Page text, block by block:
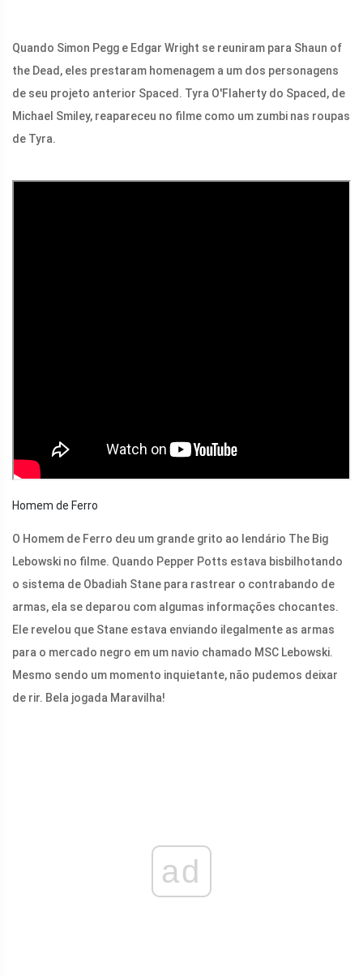
Quando Simon Pegg e Edgar Wright se reuniram para Shaun of
the Dead, eles prestaram homenagem a um dos personagens
de seu projeto anterior Spaced. Tyra O'Flaherty do Spaced, de
Michael Smiley, reapareceu no filme como um zumbi nas roupas
de Tyra.
Homem de Ferro
O Homem de Ferro deu um grande grito ao lendário The Big
Lebowski no filme. Quando Pepper Potts estava bisbilhotando
o sistema de Obadiah Stane para rastrear o contrabando de
armas, ela se deparou com algumas informações chocantes.
Ele revelou que Stane estava enviando ilegalmente as armas
para o mercado negro em um navio chamado MSC Lebowski.
Mesmo sendo um momento inquietante, não pudemos deixar
de rir. Bela jogada Maravilha!
ad